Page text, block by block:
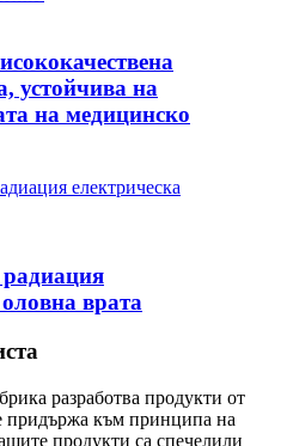
устойчива на
на медицинско
врата
разработва продукти от
придържа към принципа на
продукти са спечелили